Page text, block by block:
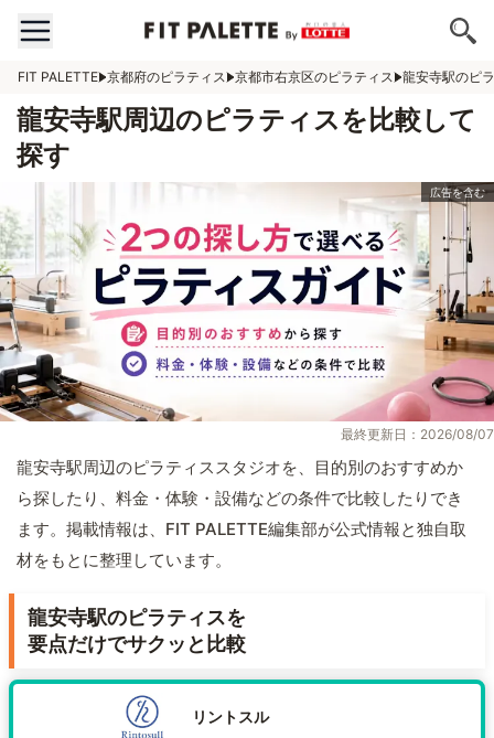
FIT PALETTE 京都府のピラティス 京都市右京区のピラティス 龍安寺駅のピ
龍安寺駅周辺のピラティスを比較して
探す
最終更新日：2026/08/07
龍安寺駅周辺のピラティススタジオを、目的別のおすすめか
ら探したり、料金・体験・設備などの条件で比較したりでき
ます。掲載情報は、FIT PALETTE編集部が公式情報と独自取
材をもとに整理しています。
龍安寺駅のピラティスを
要点だけでサクッと比較
リントスル